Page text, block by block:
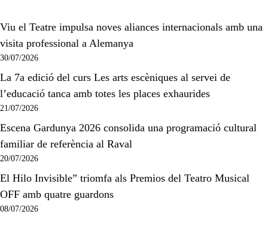
Viu el Teatre impulsa noves aliances internacionals amb una
visita professional a Alemanya
30/07/2026
La 7a edició del curs Les arts escèniques al servei de
l’educació tanca amb totes les places exhaurides
21/07/2026
Escena Gardunya 2026 consolida una programació cultural
familiar de referència al Raval
20/07/2026
El Hilo Invisible” triomfa als Premios del Teatro Musical
OFF amb quatre guardons
08/07/2026